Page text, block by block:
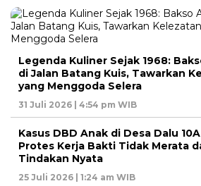
Legenda Kuliner Sejak 1968:
di Jalan Batang Kuis, Tawarkan
yang Menggoda Selera
31 Juli 2026 | 4:54 pm WIB
Kasus DBD Anak di Desa Dalu
Protes Kerja Bakti Tidak Merata
Tindakan Nyata
25 Juli 2026 | 1:24 am WIB